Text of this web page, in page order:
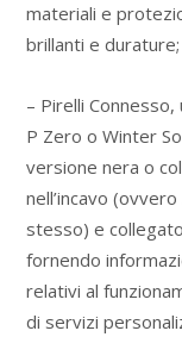
materiali e
brillanti e durature;
– Pirelli
P Zero o Winter
versione nera o
nell’incavo
stesso) e
fornendo
relativi al
di servizi